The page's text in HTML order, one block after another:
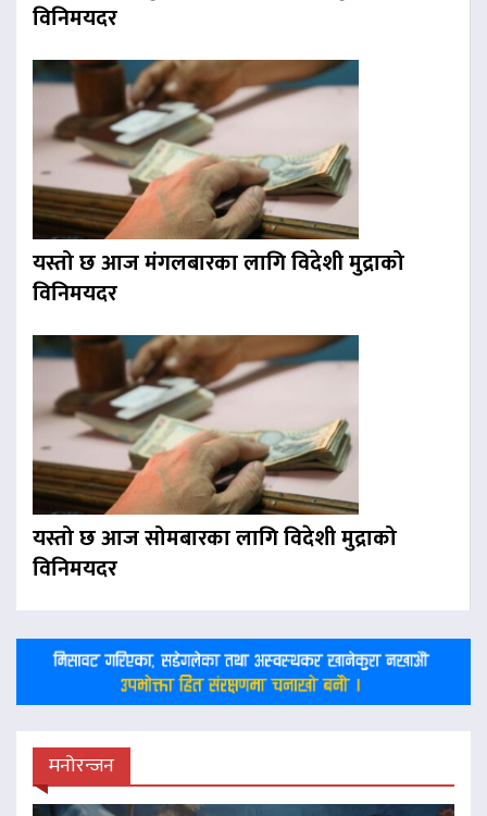
विनिमयदर
यस्तो छ आज मंगलबारका लागि विदेशी मुद्राको
विनिमयदर
यस्तो छ आज सोमबारका लागि विदेशी मुद्राको
विनिमयदर
मनोरन्जन